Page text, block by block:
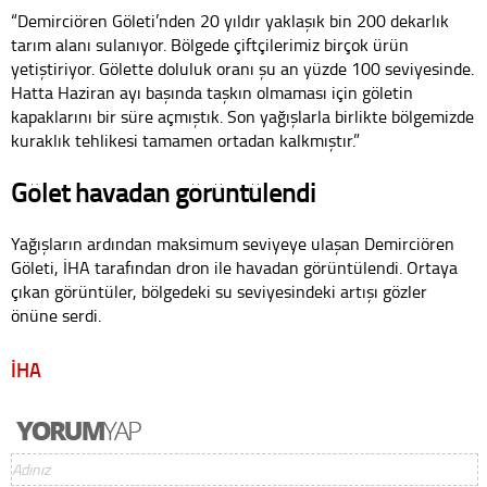
“Demirciören Göleti’nden 20 yıldır yaklaşık bin 200 dekarlık
tarım alanı sulanıyor. Bölgede çiftçilerimiz birçok ürün
yetiştiriyor. Gölette doluluk oranı şu an yüzde 100 seviyesinde.
Hatta Haziran ayı başında taşkın olmaması için göletin
kapaklarını bir süre açmıştık. Son yağışlarla birlikte bölgemizde
kuraklık tehlikesi tamamen ortadan kalkmıştır.”
Gölet havadan görüntülendi
Yağışların ardından maksimum seviyeye ulaşan Demirciören
Göleti, İHA tarafından dron ile havadan görüntülendi. Ortaya
çıkan görüntüler, bölgedeki su seviyesindeki artışı gözler
önüne serdi.
İHA